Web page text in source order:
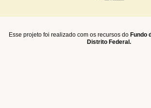
Esse projeto foi realizado com os recursos do Fundo
Distrito Federal.